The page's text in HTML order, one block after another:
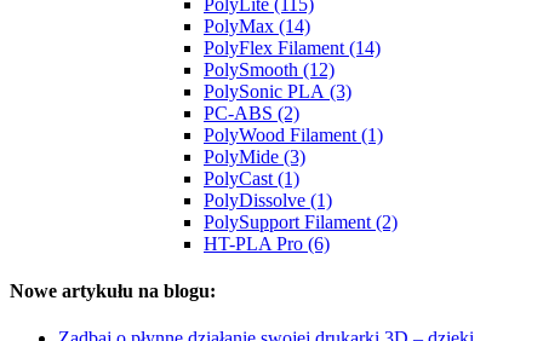
PolyMax (14)
PolyFlex Filament (14)
PolySmooth (12)
PolySonic PLA (3)
PC-ABS (2)
PolyWood Filament (1)
PolyMide (3)
PolyCast (1)
PolyDissolve (1)
PolySupport Filament (2)
HT-PLA Pro (6)
Nowe artykułu na blogu: